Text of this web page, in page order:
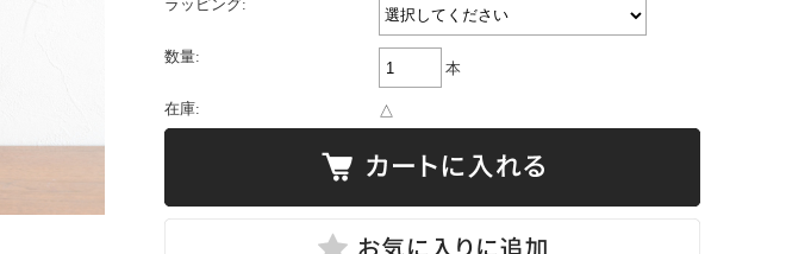
ラッピング:
数量:
本
在庫: △